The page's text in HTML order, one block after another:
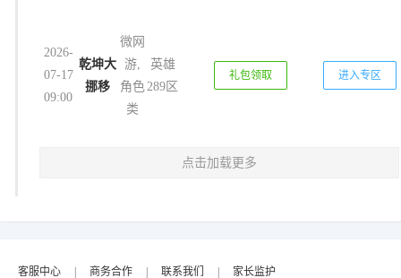
2026-
07-17
09:00
乾坤大
挪移
微网
游,
角色
类
英雄
289区
礼包领取 进入专区
点击加载更多
客服中心 商务合作 联系我们 家长监护